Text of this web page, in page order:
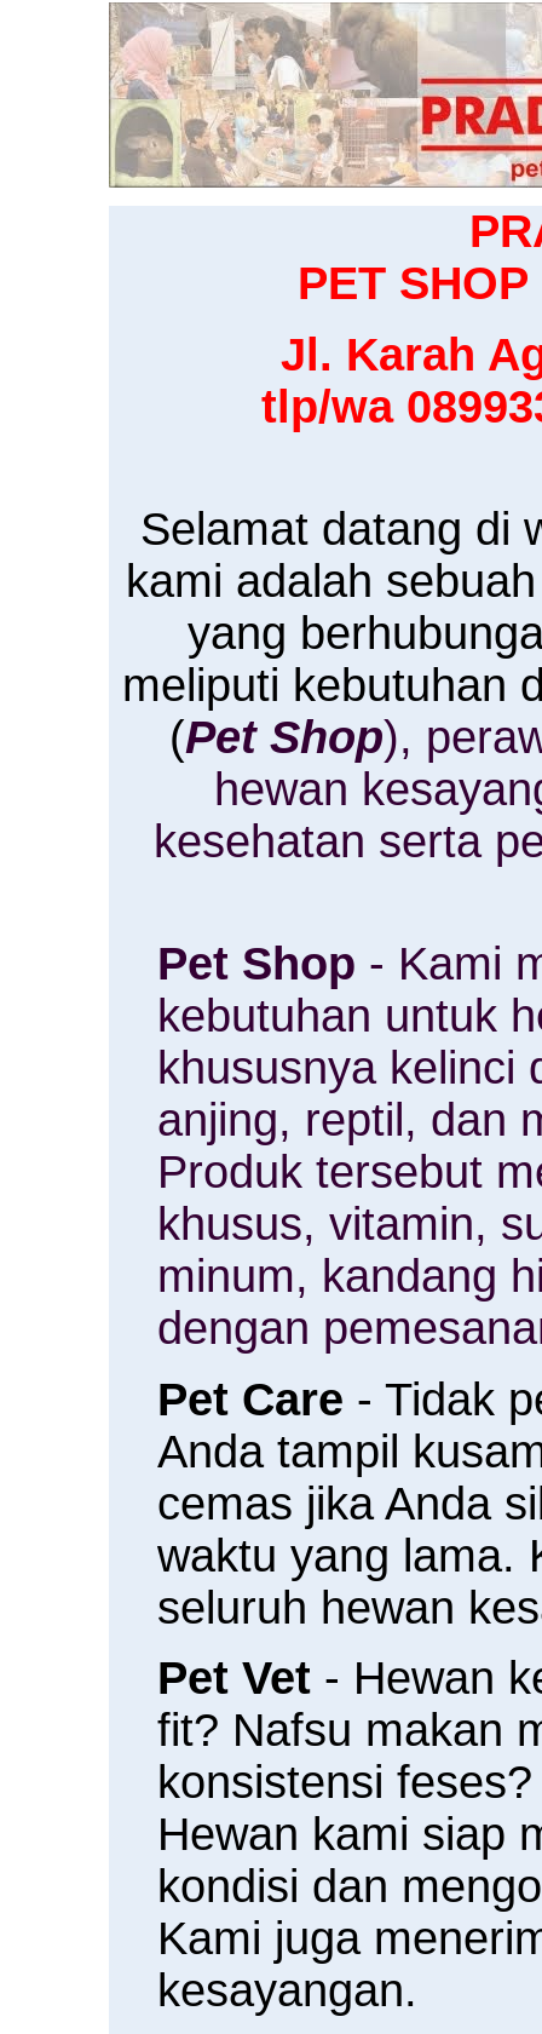
PET
Jl. Karah
tlp/wa
Selamat datang di
kami adalah
yang
meliputi kebutuhan
(Pet Shop),
hewan
kesehatan serta
Pet Shop - Kami
kebutuhan untuk
khususnya kelinci
anjing, reptil, dan
Produk tersebut
khusus, vitamin,
minum, kandang
dengan
Pet Care - Tidak
Anda tampil
cemas jika Anda
waktu yang lama.
seluruh hewan
Pet Vet - Hewan
fit? Nafsu makan
konsistensi
Hewan kami siap
kondisi dan
Kami juga
kesayangan.